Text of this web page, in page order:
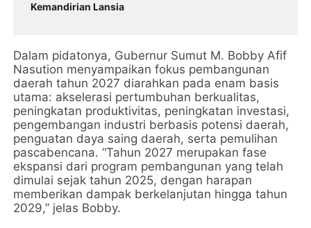
Kemandirian Lansia
Dalam pidatonya, Gubernur Sumut M. Bobby Afif
Nasution menyampaikan fokus pembangunan
daerah tahun 2027 diarahkan pada enam basis
utama: akselerasi pertumbuhan berkualitas,
peningkatan produktivitas, peningkatan investasi,
pengembangan industri berbasis potensi daerah,
penguatan daya saing daerah, serta pemulihan
pascabencana. “Tahun 2027 merupakan fase
ekspansi dari program pembangunan yang telah
dimulai sejak tahun 2025, dengan harapan
memberikan dampak berkelanjutan hingga tahun
2029,” jelas Bobby.